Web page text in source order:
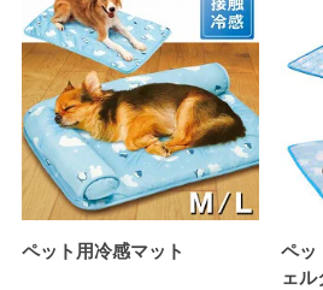
ペット用冷感マット
ペッ
ェル